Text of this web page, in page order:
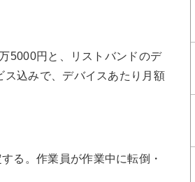
5000円と、リストバンドのデ
込みで、デバイスあたり月額
る。作業員が作業中に転倒・